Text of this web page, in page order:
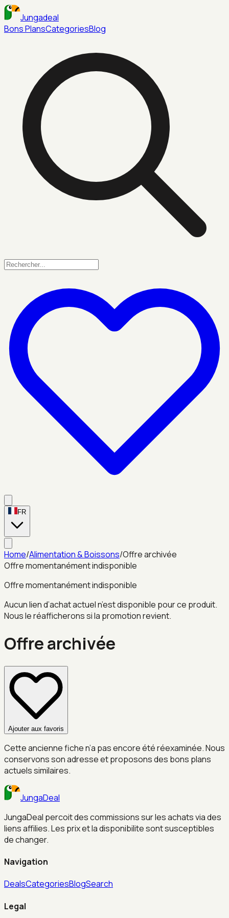
Jungadeal
Bons PlansCategoriesBlog
FR
Home/Alimentation & Boissons/Offre archivée
Offre momentanément indisponible
Offre momentanément indisponible
Aucun lien d’achat actuel n’est disponible pour ce produit.
Nous le réafficherons si la promotion revient.
Offre archivée
Ajouter aux favoris
Cette ancienne fiche n’a pas encore été réexaminée. Nous
conservons son adresse et proposons des bons plans
actuels similaires.
JungaDeal
JungaDeal percoit des commissions sur les achats via des
liens affilies. Les prix et la disponibilite sont susceptibles
de changer.
Navigation
DealsCategoriesBlogSearch
Legal